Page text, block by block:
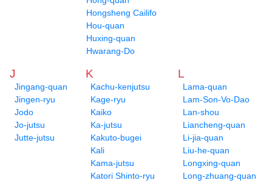
Hongsheng Cailifo
Hou-quan
Huxing-quan
Hwarang-Do
J
Jingang-quan
Jingen-ryu
Jodo
Jo-jutsu
Jutte-jutsu
K
Kachu-kenjutsu
Kage-ryu
Kaiko
Ka-jutsu
Kakuto-bugei
Kali
Kama-jutsu
Katori Shinto-ryu
L
Lama-quan
Lam-Son-Vo-Dao
Lan-shou
Liancheng-quan
Li-jia-quan
Liu-he-quan
Longxing-quan
Long-zhuang-quan